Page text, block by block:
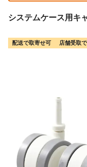
システムケース用キ
配送で取寄せ可 店舗受取